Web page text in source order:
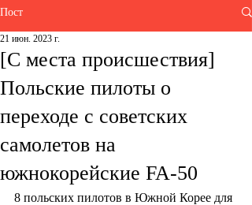
Пост
[С места происшествия]
Польские пилоты о
переходе с советских
самолетов на
южнокорейские FA-50
21 июн. 2023 г.
8 польских пилотов в Южной Корее для